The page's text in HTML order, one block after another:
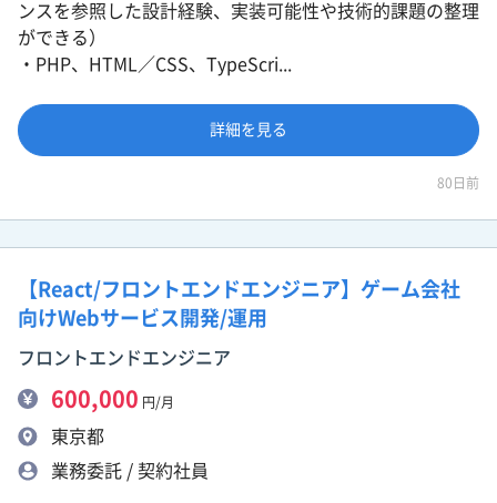
ンスを参照した設計経験、実装可能性や技術的課題の整理
ができる）
・PHP、HTML／CSS、TypeScri...
詳細を見る
80日前
【React/フロントエンドエンジニア】ゲーム会社
向けWebサービス開発/運用
フロントエンドエンジニア
600,000 円/月
東京都
業務委託 / 契約社員